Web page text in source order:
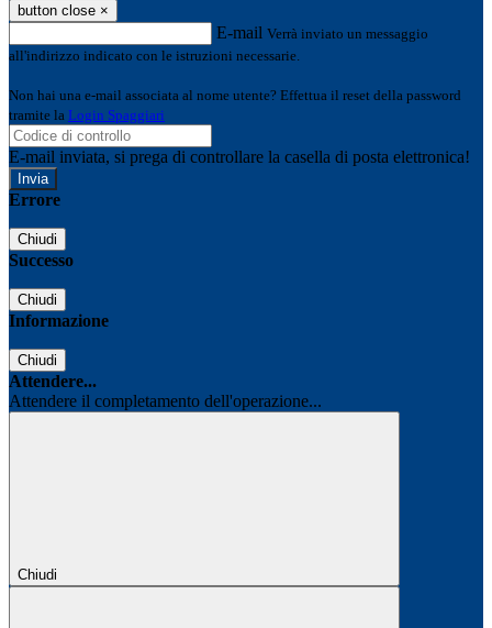
button close ×
E-mail Verrà inviato un messaggio
all'indirizzo indicato con le istruzioni necessarie.
Non hai una e-mail associata al nome utente? Effettua il reset della password
tramite la Login Spaggiari
E-mail inviata, si prega di controllare la casella di posta elettronica!
Errore
Chiudi
Successo
Chiudi
Informazione
Chiudi
Attendere...
Attendere il completamento dell'operazione...
Chiudi